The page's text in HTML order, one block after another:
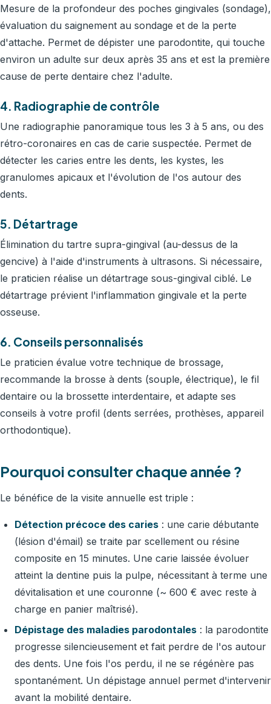
Mesure de la profondeur des poches gingivales (sondage),
évaluation du saignement au sondage et de la perte
d'attache. Permet de dépister une parodontite, qui touche
environ un adulte sur deux après 35 ans et est la première
cause de perte dentaire chez l'adulte.
4. Radiographie de contrôle
Une radiographie panoramique tous les 3 à 5 ans, ou des
rétro-coronaires en cas de carie suspectée. Permet de
détecter les caries entre les dents, les kystes, les
granulomes apicaux et l'évolution de l'os autour des
dents.
5. Détartrage
Élimination du tartre supra-gingival (au-dessus de la
gencive) à l'aide d'instruments à ultrasons. Si nécessaire,
le praticien réalise un détartrage sous-gingival ciblé. Le
détartrage prévient l'inflammation gingivale et la perte
osseuse.
6. Conseils personnalisés
Le praticien évalue votre technique de brossage,
recommande la brosse à dents (souple, électrique), le fil
dentaire ou la brossette interdentaire, et adapte ses
conseils à votre profil (dents serrées, prothèses, appareil
orthodontique).
Pourquoi consulter chaque année ?
Le bénéfice de la visite annuelle est triple :
Détection précoce des caries : une carie débutante
(lésion d'émail) se traite par scellement ou résine
composite en 15 minutes. Une carie laissée évoluer
atteint la dentine puis la pulpe, nécessitant à terme une
dévitalisation et une couronne (~ 600 € avec reste à
charge en panier maîtrisé).
Dépistage des maladies parodontales : la parodontite
progresse silencieusement et fait perdre de l'os autour
des dents. Une fois l'os perdu, il ne se régénère pas
spontanément. Un dépistage annuel permet d'intervenir
avant la mobilité dentaire.